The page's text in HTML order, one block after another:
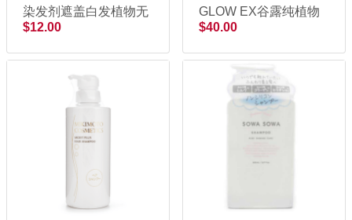
染发剂遮盖白发植物无
刺激黑色染发膏80g
$12.00
GLOW EX谷露纯植物
无添加洗发水300ml
$40.00